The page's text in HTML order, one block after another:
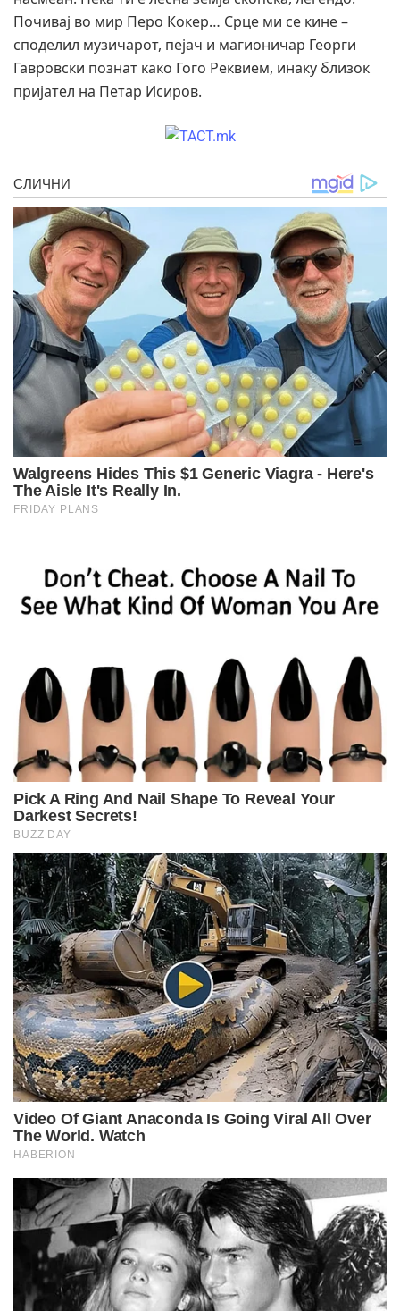
Почивај во мир Перо Кокер… Срце ми се кине –
споделил музичарот, пејач и магионичар Георги
Гавровски познат како Гого Реквием, инаку близок
пријател на Петар Исиров.